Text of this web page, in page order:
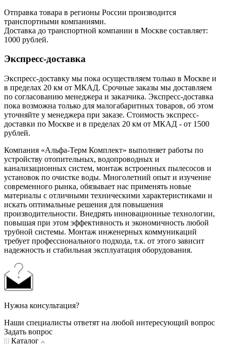
Отправка товара в регионы России производится
транспортными компаниями.
Доставка до транспортной компании в Москве составляет:
1000 рублей.
Экспресс-доставка
Экспресс-доставку мы пока осуществляем только в Москве и
в пределах 20 км от МКАД. Срочные заказы мы доставляем
по согласованию менеджера и заказчика. Экспресс-доставка
пока возможна только для малогабаритных товаров, об этом
уточняйте у менеджера при заказе. Стоимость экспресс-
доставки по Москве и в пределах 20 км от МКАД - от 1500
рублей.
Компания «Альфа-Терм Комплект» выполняет работы по
устройству отопительных, водопроводных и
канализационных систем, монтаж встроенных пылесосов и
установок по очистке воды. Многолетний опыт и изучение
современного рынка, обязывает нас применять новые
материалы с отличными техническими характеристиками и
искать оптимальные решения для повышения
производительности. Внедрять инновационные технологии,
повышая при этом эффективность и экономичность любой
трубной системы. Монтаж инженерных коммуникаций
требует профессионального подхода, т.к. от этого зависит
надежность и стабильная эксплуатация оборудования.
Нужна консультация?
Наши специалисты ответят на любой интересующий вопрос
Задать вопрос
Каталог